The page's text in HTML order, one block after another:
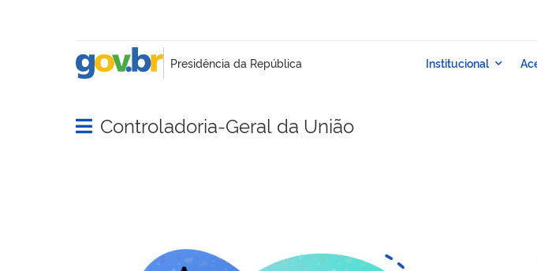
Abrir menu principal de navegação
Controladoria-Geral da União